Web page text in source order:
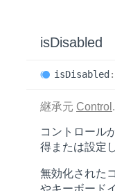
isDisabled
isDisabled :
継承元 Control .
コントロール
得または設定
無効化された
やキーボード